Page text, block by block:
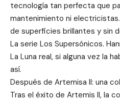
tecnología tan perfecta que
mantenimiento ni
de superficies brillantes y sin
La serie Los Supersónicos.
La Luna real, si alguna vez la
así.
Después de Artemisa II: una
Tras el éxito de Artemis II, la